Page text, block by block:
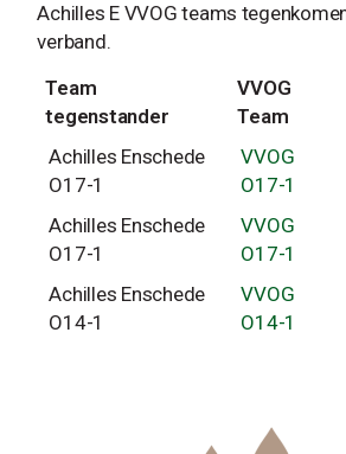
Achilles E VVOG teams
verband.
Team
tegenstander
VVOG
Team
Achilles Enschede
O17-1
VVOG
O17-1
Achilles Enschede
O17-1
VVOG
O17-1
Achilles Enschede
O14-1
VVOG
O14-1